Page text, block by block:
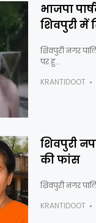
भाजपा
शिवपुरी में
शिवपुरी नगर
पर हु…
KRANTIDOOT
शिवपुरी
की फांस
शिवपुरी नगर
KRANTIDOOT